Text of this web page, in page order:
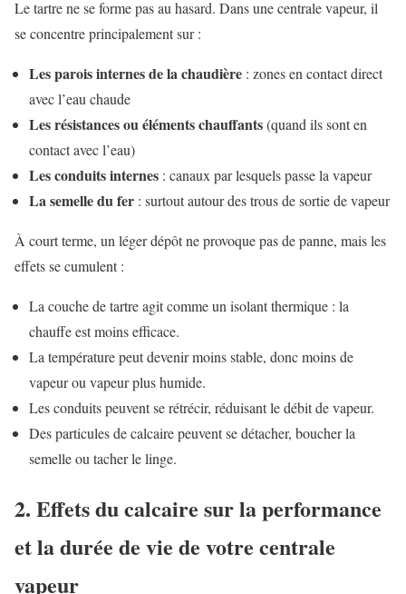
Le tartre ne se forme pas au hasard. Dans une centrale vapeur, il
se concentre principalement sur :
Les parois internes de la chaudière : zones en contact direct
avec l’eau chaude
Les résistances ou éléments chauffants(quand ils sont en
contact avec l’eau)
Les conduits internes : canaux par lesquels passe la vapeur
La semelle du fer : surtout autour des trous de sortie de vapeur
À court terme, un léger dépôt ne provoque pas de panne, mais les
effets se cumulent :
La couche de tartre agit comme un isolant thermique : la
chauffe est moins efficace.
La température peut devenir moins stable, donc moins de
vapeur ou vapeur plus humide.
Les conduits peuvent se rétrécir, réduisant le débit de vapeur.
Des particules de calcaire peuvent se détacher, boucher la
semelle ou tacher le linge.
2. Effets du calcaire sur la performance
et la durée de vie de votre centrale
vapeur